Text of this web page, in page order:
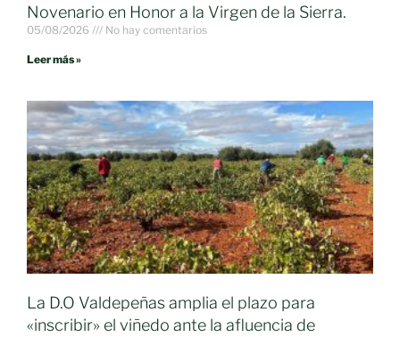
Novenario en Honor a la Virgen de la Sierra.
05/08/2026 No hay comentarios
Leer más »
La D.O Valdepeñas amplia el plazo para
«inscribir» el viñedo ante la afluencia de